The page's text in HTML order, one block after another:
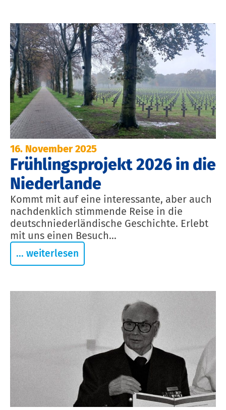
16. November 2025
Frühlingsprojekt 2026 in die
Niederlande
Kommt mit auf eine interessante, aber auch
nachdenklich stimmende Reise in die
deutschniederländische Geschichte. Erlebt
mit uns einen Besuch...
... weiterlesen